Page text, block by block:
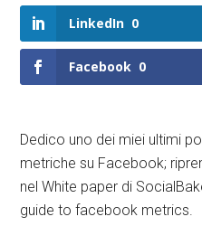
LinkedIn 0
Facebook 0
Dedico uno dei miei ultimi
metriche su Facebook;
nel White paper di
guide to facebook metrics.